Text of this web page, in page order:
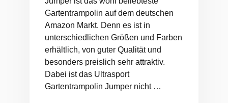
Gartentrampolin auf dem deutschen
Amazon Markt. Denn es ist in
unterschiedlichen Größen und Farben
erhältlich, von guter Qualität und
besonders preislich sehr attraktiv.
Dabei ist das Ultrasport
Gartentrampolin Jumper nicht …